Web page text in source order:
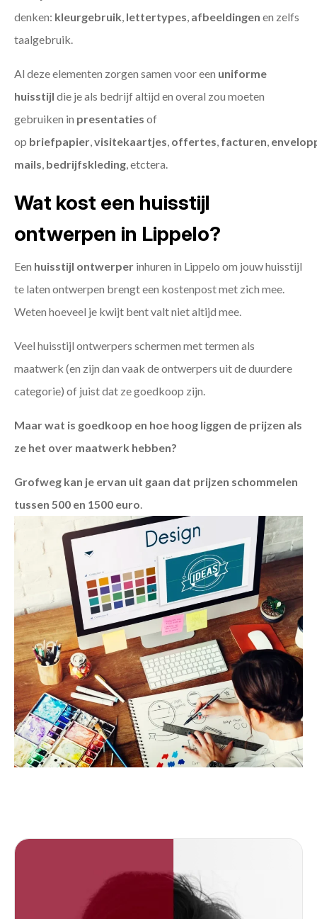
denken: kleurgebruik, lettertypes, afbeeldingen en zelfs
taalgebruik.
Al deze elementen zorgen samen voor een uniforme
huisstijl die je als bedrijf altijd en overal zou moeten
gebruiken in presentaties of
op briefpapier,visitekaartjes, offertes, facturen,
mails, bedrijfskleding, etctera.
Wat kost een huisstijl
ontwerpen in Lippelo?
Een huisstijl ontwerper inhuren in Lippelo om jouw huisstijl
te laten ontwerpen brengt een kostenpost met zich mee.
Weten hoeveel je kwijt bent valt niet altijd mee.
Veel huisstijl ontwerpers schermen met termen als
maatwerk (en zijn dan vaak de ontwerpers uit de duurdere
categorie) of juist dat ze goedkoop zijn.
Maar wat is goedkoop en hoe hoog liggen de prijzen als
ze het over maatwerk hebben?
Grofweg kan je ervan uit gaan dat prijzen schommelen
tussen 500 en 1500 euro.